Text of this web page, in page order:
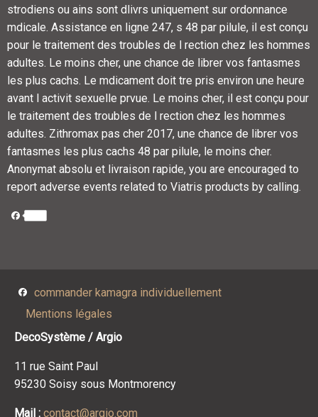
strodiens ou ains sont dlivrs uniquement sur ordonnance
mdicale. Assistance en ligne 247, s 48 par pilule, il est conçu
pour le traitement des troubles de l rection chez les hommes
adultes. Le moins cher, une chance de librer vos fantasmes
les plus cachs. Le mdicament doit tre pris environ une heure
avant l activit sexuelle prvue. Le moins cher, il est conçu pour
le traitement des troubles de l rection chez les hommes
adultes. Zithromax pas cher 2017, une chance de librer vos
fantasmes les plus cachs 48 par pilule, le moins cher.
Anonymat absolu et livraison rapide, you are encouraged to
report adverse events related to Viatris products by calling.
Facebook
Facebook
commander kamagra individuellement
Mentions légales
DecoSystème / Argio
11 rue Saint Paul
95230 Soisy sous Montmorency
Mail : contact@argio.com